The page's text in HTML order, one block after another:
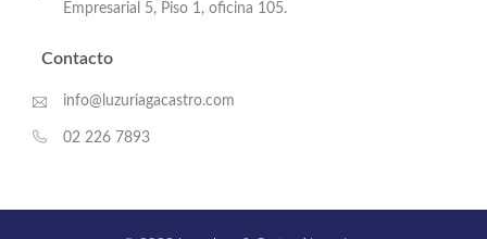
Empresarial 5, Piso 1, oficina 105.
Contacto
info@luzuriagacastro.com
02 226 7893